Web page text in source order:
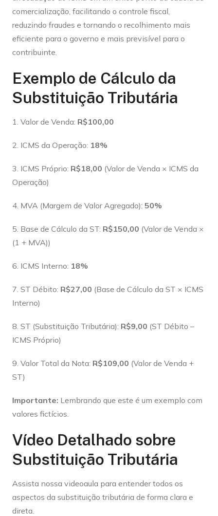
comercialização, facilitando o controle fiscal,
reduzindo fraudes e tornando o recolhimento mais
eficiente para o governo e mais previsível para o
contribuinte.
Exemplo de Cálculo da
Substituição Tributária
1. Valor de Venda: R$100,00
2. ICMS da Operação: 18%
3. ICMS Próprio: R$18,00 (Valor de Venda × ICMS da
Operação)
4. MVA (Margem de Valor Agregado): 50%
5. Base de Cálculo da ST: R$150,00 (Valor de Venda ×
(1 + MVA))
6. ICMS Interno: 18%
7. ST Débito: R$27,00 (Base de Cálculo da ST × ICMS
Interno)
8. ST (Substituição Tributária): R$9,00 (ST Débito –
ICMS Próprio)
9. Valor Total da Nota: R$109,00 (Valor de Venda +
ST)
Importante: Lembrando que este é um exemplo com
valores fictícios.
Vídeo Detalhado sobre
Substituição Tributária
Assista nossa videoaula para entender todos os
aspectos da substituição tributária de forma clara e
direta.